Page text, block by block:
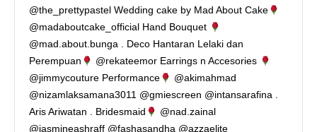
@the_prettypastel Wedding cake by Mad About Cake
@madaboutcake_official Hand Bouquet
@mad.about.bunga . Deco Hantaran Lelaki dan
Perempuan
@rekateemor Earrings n Accesories
@jimmycouture Performance
@akimahmad
@nizamlaksamana3011 @gmiescreen @intansarafina .
Aris Ariwatan . Bridesmaid
@nad.zainal
@jasmineashraff @fashasandha @azzaelite